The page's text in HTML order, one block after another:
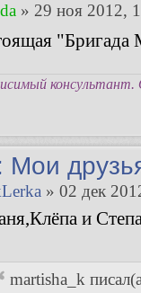
» 29 ноя 2012,
"Бригада
Мои
» 02 дек
и
martisha_k